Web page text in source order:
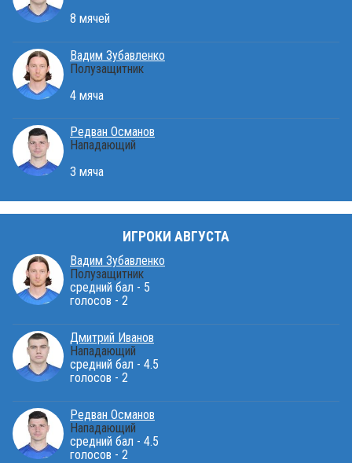
8 мячей
Вадим Зубавленко
Полузащитник
4 мяча
Редван Османов
Нападающий
3 мяча
ИГРОКИ АВГУСТА
Вадим Зубавленко
Полузащитник
средний бал - 5
голосов - 2
Дмитрий Иванов
Нападающий
средний бал - 4.5
голосов - 2
Редван Османов
Нападающий
средний бал - 4.5
голосов - 2